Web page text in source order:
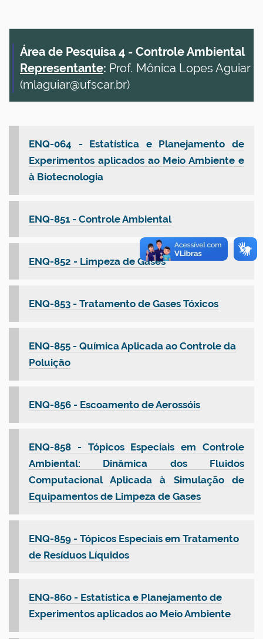
Área de Pesquisa 4 - Controle Ambiental
Representante: Prof. Mônica Lopes Aguiar
(mlaguiar@ufscar.br)
ENQ-064 - Estatística e Planejamento de
Experimentos aplicados ao Meio Ambiente e
à Biotecnologia
ENQ-851 - Controle Ambiental
ENQ-852 - Limpeza de Gases
ENQ-853 - Tratamento de Gases Tóxicos
ENQ-855 - Química Aplicada ao Controle da
Poluição
ENQ-856 - Escoamento de Aerossóis
ENQ-858 - Tópicos Especiais em Controle
Ambiental: Dinâmica dos Fluidos
Computacional Aplicada à Simulação de
Equipamentos de Limpeza de Gases
ENQ-859 - Tópicos Especiais em Tratamento
de Resíduos Líquidos
ENQ-860 - Estatística e Planejamento de
Experimentos aplicados ao Meio Ambiente